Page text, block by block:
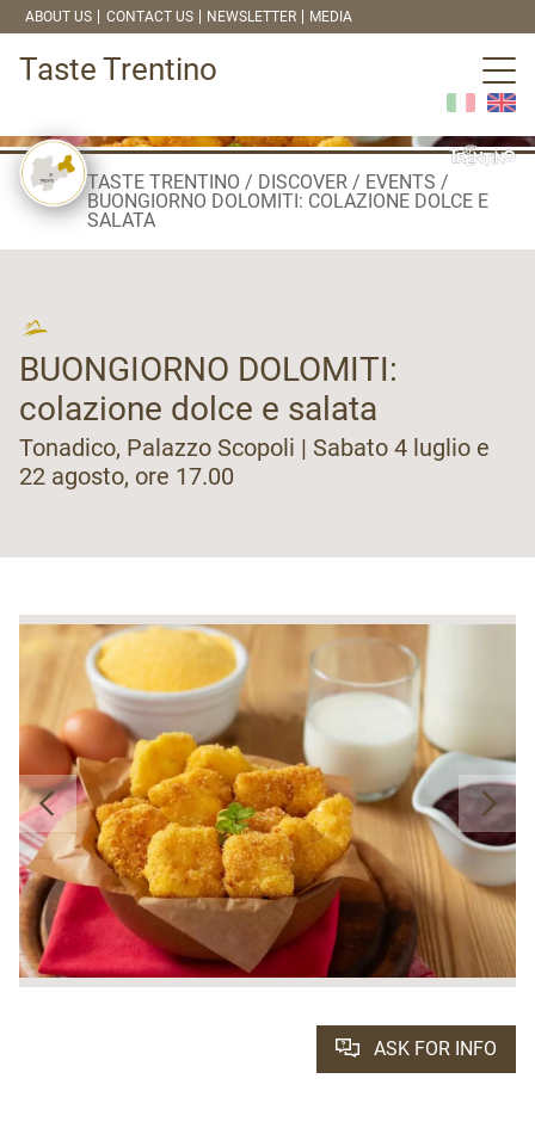
ABOUT US CONTACT US NEWSLETTER MEDIA
Taste Trentino
TASTE TRENTINO DISCOVER
EVENTS
BUONGIORNO DOLOMITI: COLAZIONE DOLCE E
SALATA
BUONGIORNO DOLOMITI:
colazione dolce e salata
Tonadico, Palazzo Scopoli | Sabato 4 luglio e
22 agosto, ore 17.00
ASK FOR INFO